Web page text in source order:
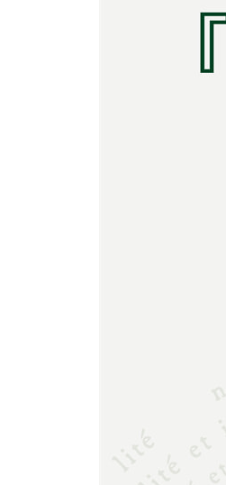
전체성의 파열을 일
무신론과 더불어 분
레비나스의 ‘나들’
수치심을 느끼는 자
2부 전개: 행복한 삶
6강. 1부 D “분리와
절대와 타자성